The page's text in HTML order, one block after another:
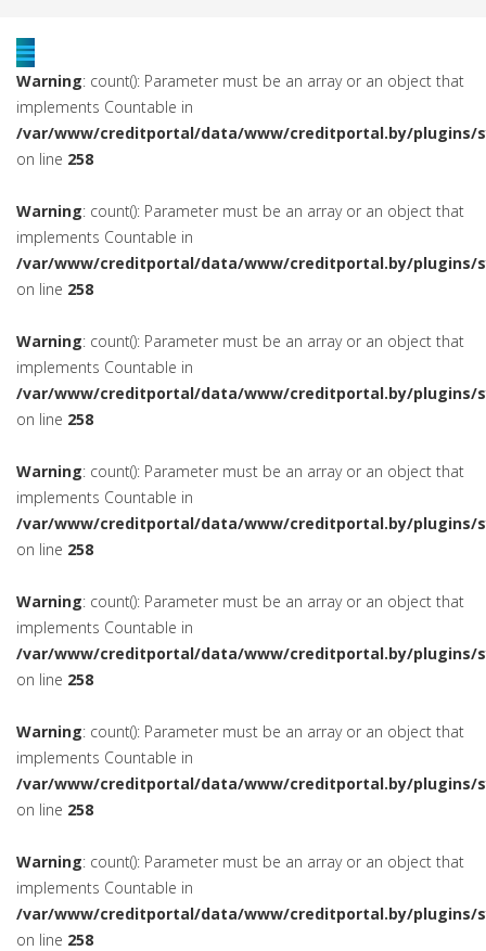
Warning: count(): Parameter must be an array or an object that
implements Countable in
/var/www/creditportal/data/www/creditportal.by/plugins/
on line 258
Warning: count(): Parameter must be an array or an object that
implements Countable in
/var/www/creditportal/data/www/creditportal.by/plugins/
on line 258
Warning: count(): Parameter must be an array or an object that
implements Countable in
/var/www/creditportal/data/www/creditportal.by/plugins/
on line 258
Warning: count(): Parameter must be an array or an object that
implements Countable in
/var/www/creditportal/data/www/creditportal.by/plugins/
on line 258
Warning: count(): Parameter must be an array or an object that
implements Countable in
/var/www/creditportal/data/www/creditportal.by/plugins/
on line 258
Warning: count(): Parameter must be an array or an object that
implements Countable in
/var/www/creditportal/data/www/creditportal.by/plugins/
on line 258
Warning: count(): Parameter must be an array or an object that
implements Countable in
/var/www/creditportal/data/www/creditportal.by/plugins/
on line 258